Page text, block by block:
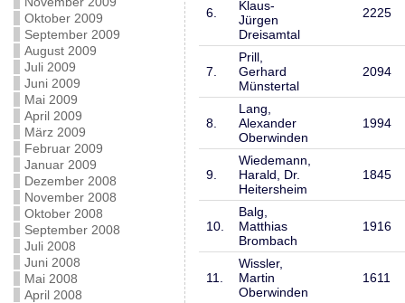
Oktober 2009
September 2009
August 2009
Juli 2009
Juni 2009
Mai 2009
April 2009
März 2009
Februar 2009
Januar 2009
Dezember 2008
November 2008
Oktober 2008
September 2008
Juli 2008
Juni 2008
Mai 2008
April 2008
6.
Klaus-
Jürgen
Dreisamtal
2225
7.
Prill,
Gerhard
Münstertal
2094
8.
Lang,
Alexander
Oberwinden
1994
9.
Wiedemann,
Harald, Dr.
Heitersheim
1845
10.
Balg,
Matthias
Brombach
1916
11.
Wissler,
Martin
Oberwinden
1611